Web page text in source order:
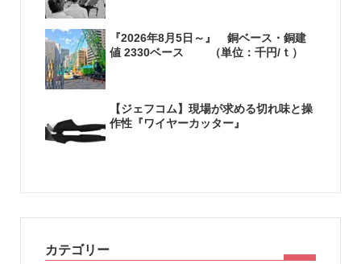
『2026年8月5日～』 銅ベース・銅建
値 2330ベース （単位：千円/ｔ）
【ジェフコム】現場が求める切れ味と操
作性『ワイヤーカッター』
カテゴリー